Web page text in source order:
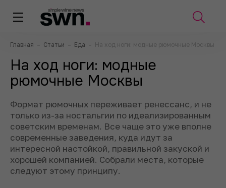
Главная – Статьи – Еда – На ход ноги: модные рюмочные Москвы
На ход ноги: модные
рюмочные Москвы
Формат рюмочных переживает ренессанс, и не
только из-за ностальгии по идеализированным
советским временам. Все чаще это уже вполне
современные заведения, куда идут за
интересной настойкой, правильной закуской и
хорошей компанией. Собрали места, которые
следуют этому принципу.